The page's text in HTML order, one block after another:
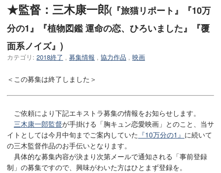
★監督：三木康一郎(『旅猫リポート』『10万
分の1』『植物図鑑 運命の恋、ひろいました』『覆
面系ノイズ』)
カテゴリ: 2018終了 , 募集情報 , 協力作品 , 映画
＜この募集は終了しました＞
ご依頼により下記エキストラ募集の情報をお知らせします。
三木康一郎監督が手掛ける「胸キュン恋愛映画」とのこと、当サ
イトとしては今月中旬までご案内していた 『10万分の1』 に続いて
の三木監督作品のお手伝いとなります。
具体的な募集内容が決まり次第メールで通知される「事前登録
制」の募集ですので、興味がわいた方はひとまず登録を。